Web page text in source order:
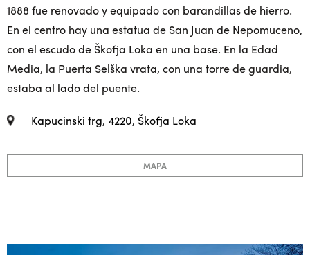
1888 fue renovado y equipado con barandillas de hierro.
En el centro hay una estatua de San Juan de Nepomuceno,
con el escudo de Škofja Loka en una base. En la Edad
Media, la Puerta Selška vrata, con una torre de guardia,
estaba al lado del puente.
Kapucinski trg, 4220, Škofja Loka
MAPA